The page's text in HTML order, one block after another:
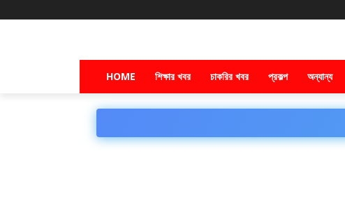
HOME শিক্ষার খবর চাকরির খবর প্রকল্প অন্যান্য